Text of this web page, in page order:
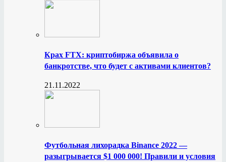
Крах FTX: криптобиржа объявила о
банкротстве, что будет с активами клиентов?
21.11.2022
Футбольная лихорадка Binance 2022 —
разыгрывается $1 000 000! Правили и условия